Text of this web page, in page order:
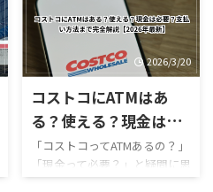
にはなかったメニューも登場
しています。2026年8月3日に
GWゴールデンウィーク期間中
のコストコ営業時間と混雑状
況について詳しくはこちら GW
ゴールデンウィーク期間中の
お買い得コストコ割引セール
商品一覧はこちら GWゴールデ
ンウィーク期間中のコストコ
がゴールデンウィークにコス
トコを訪れるのは毎年の楽し
2026/3/20
コストコにATMはあ
る？使える？現金は必
要？支払い方法まで完
全解説【2026年最新】
「コストコってATMあるの？」
「現金って必要？」と疑問に思
ったことはありませんか？ 結